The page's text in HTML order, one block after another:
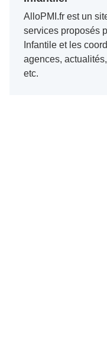
AlloPMI.fr est un
services proposés
Infantile et les
agences,
etc.